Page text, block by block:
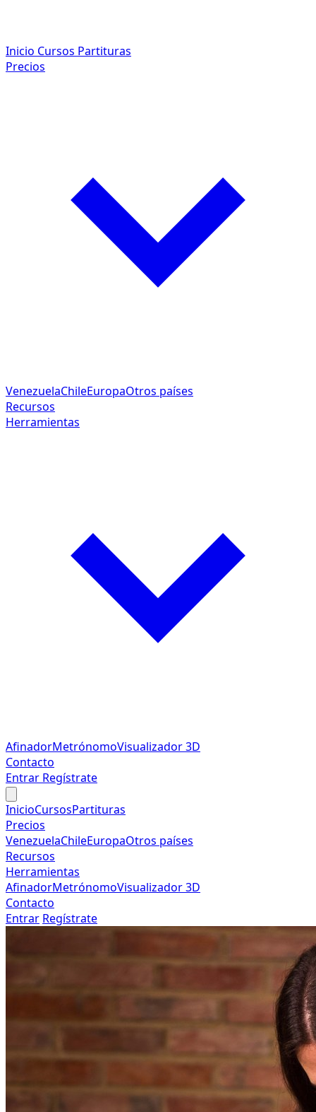
Inicio Cursos Partituras
Precios
VenezuelaChileEuropaOtros países
Recursos
Herramientas
AfinadorMetrónomoVisualizador 3D
Contacto
Entrar Regístrate
InicioCursosPartituras
Precios
VenezuelaChileEuropaOtros países
Recursos
Herramientas
AfinadorMetrónomoVisualizador 3D
Contacto
Entrar Regístrate